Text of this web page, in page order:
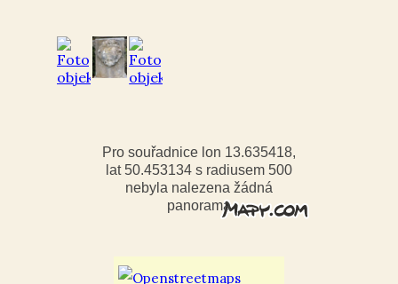
Pro souřadnice lon 13.635418,
lat 50.453134 s radiusem 500
nebyla nalezena žádná
panorama